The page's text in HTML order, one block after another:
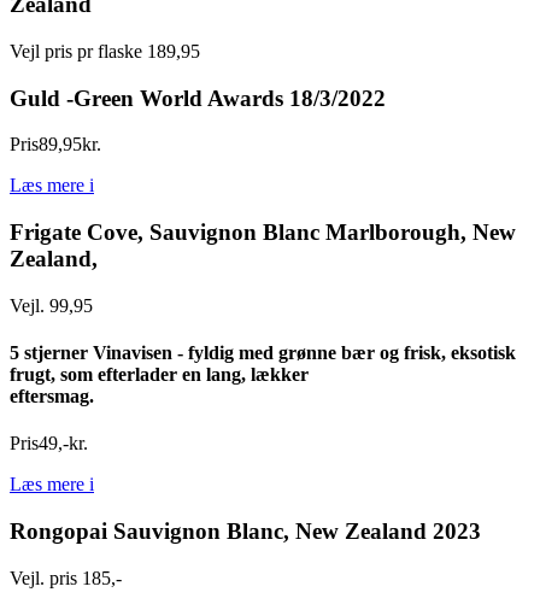
Vejl pris pr flaske 189,95
Guld -Green World Awards 18/3/2022
Pris89,95kr.
Læs mere i
Frigate Cove, Sauvignon Blanc Marlborough, New
Zealand,
Vejl. 99,95
5 stjerner Vinavisen - fyldig med grønne bær og frisk, eksotisk
frugt, som efterlader en lang, lækker
eftersmag.
Pris49,-kr.
Læs mere i
Rongopai Sauvignon Blanc, New Zealand 2023
Vejl. pris 185,-